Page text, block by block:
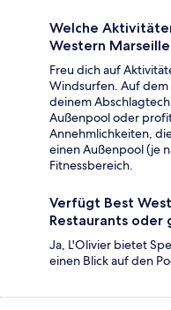
Welche
Western
Freu dich auf
Windsurfen. Auf dem
deinem
Außenpool oder
Annehmlichkeiten,
einen Außenpool (je
Fitnessbereich.
Verfügt Best
Restaurants oder
Ja, L'Olivier bietet
einen Blick auf den